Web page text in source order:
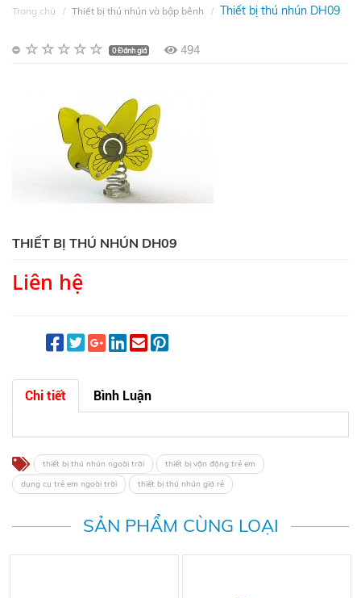
Trang chủ Thiết bị thú nhún và bập bênh Thiết bị thú nhún DH09
0 Đánh giá 494
THIẾT BỊ THÚ NHÚN DH09
Liên hệ
Chi tiết Bình Luận
thiết bị thú nhún ngoài trời
thiết bị vận động trẻ em
dụng cụ trẻ em ngoài trời
thiết bị thú nhún giá rẻ
SẢN PHẨM CÙNG LOẠI